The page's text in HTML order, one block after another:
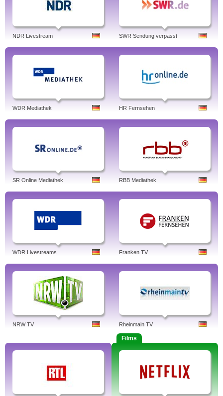
NDR Livestream SWR Sendung verpasst
WDR Mediathek HR Fernsehen
SR Online Mediathek RBB Mediathek
WDR Livestreams Franken TV
NRW TV Rheinmain TV
Films